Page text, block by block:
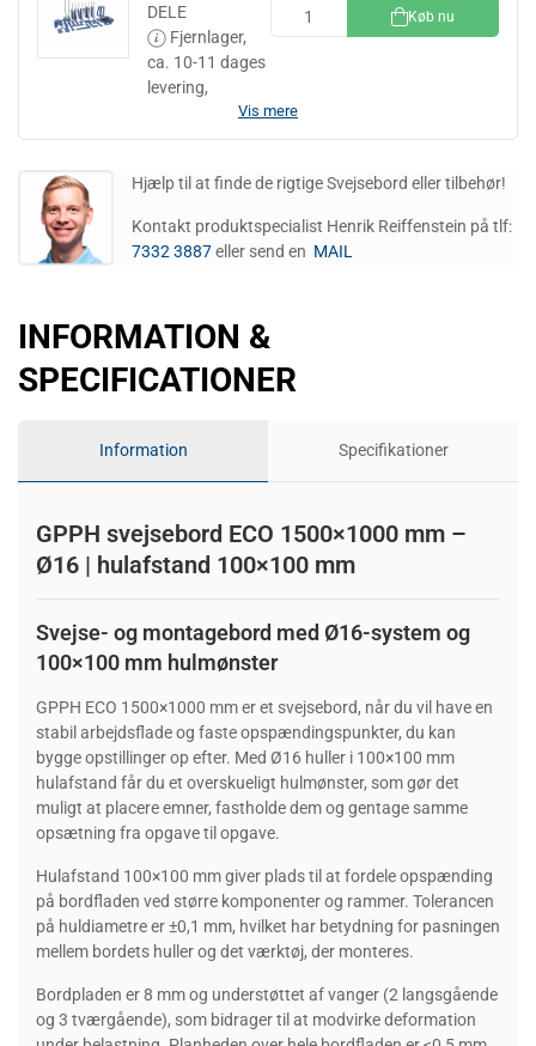
DELE
Fjernlager,
ca. 10-11 dages
levering,
Køb nu
Vis mere
Hjælp til at finde de rigtige Svejsebord eller tilbehør!
Kontakt produktspecialist Henrik Reiffenstein på tlf:
7332 3887eller send en MAIL
INFORMATION &
SPECIFICATIONER
Information Specifikationer
GPPH svejsebord ECO 1500×1000 mm –
Ø16 | hulafstand 100×100 mm
Svejse- og montagebord med Ø16-system og
100×100 mm hulmønster
GPPH ECO 1500×1000 mm er et svejsebord, når du vil have en
stabil arbejdsflade og faste opspændingspunkter, du kan
bygge opstillinger op efter. Med Ø16 huller i 100×100 mm
hulafstand får du et overskueligt hulmønster, som gør det
muligt at placere emner, fastholde dem og gentage samme
opsætning fra opgave til opgave.
Hulafstand 100×100 mm giver plads til at fordele opspænding
på bordfladen ved større komponenter og rammer. Tolerancen
på huldiametre er ±0,1 mm, hvilket har betydning for pasningen
mellem bordets huller og det værktøj, der monteres.
Bordpladen er 8 mm og understøttet af vanger (2 langsgående
og 3 tværgående), som bidrager til at modvirke deformation